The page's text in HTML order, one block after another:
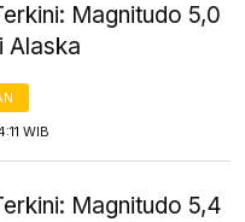
Magnitudo 5,0
Alaska
WIB
Magnitudo 5,4